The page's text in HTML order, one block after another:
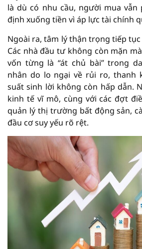
là dù có nhu cầu, người mua
định xuống tiền vì áp lực tài chính
Ngoài ra, tâm lý thận trọng tiếp
Các nhà đầu tư không còn mặn
vốn từng là “át chủ bài” trong
nhân do lo ngại về rủi ro, thanh
suất sinh lời không còn hấp dẫn.
kinh tế vĩ mô, cùng với các đợt
quản lý thị trường bất động sản,
đầu cơ suy yếu rõ rệt.